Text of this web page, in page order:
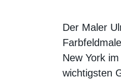
Der Maler
New York
wichtigsten